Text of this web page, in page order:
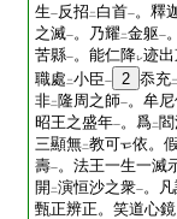
生一反招 二 白首一。釋
之滅一。乃耀 二金躯一
苦縣一。能仁降レ迹
職處 二小臣一 2 忝充二
非二 隆周之師一。牟
昭王之盛年一。爲二
三顯無二教可
依。
壽一。法王一生一滅
開 二演恒沙之衆一。
甄正辨正。笑道心